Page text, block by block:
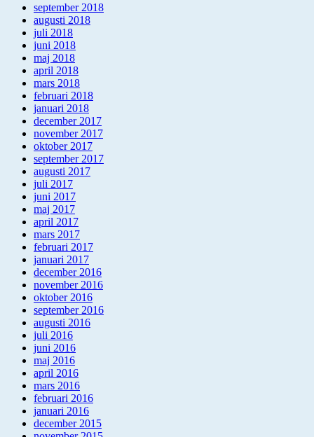
september 2018
augusti 2018
juli 2018
juni 2018
maj 2018
april 2018
mars 2018
februari 2018
januari 2018
december 2017
november 2017
oktober 2017
september 2017
augusti 2017
juli 2017
juni 2017
maj 2017
april 2017
mars 2017
februari 2017
januari 2017
december 2016
november 2016
oktober 2016
september 2016
augusti 2016
juli 2016
juni 2016
maj 2016
april 2016
mars 2016
februari 2016
januari 2016
december 2015